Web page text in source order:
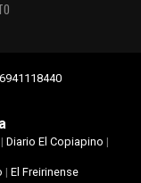
Diario El Copiapino |
| El Freirinense